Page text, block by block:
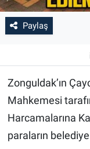
Paylaş
Zonguldak’ın
Mahkemesi
Harcamalarına
paraların